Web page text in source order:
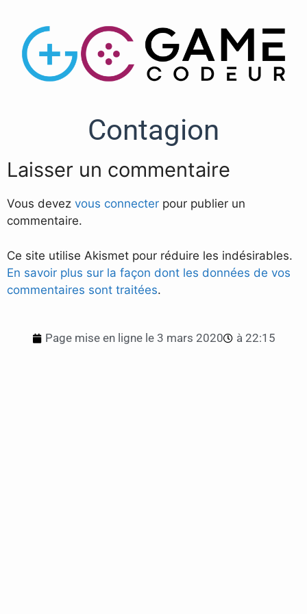
Contagion
Laisser un commentaire
Vous devez vous connecter pour publier un
commentaire.
Ce site utilise Akismet pour réduire les indésirables.
En savoir plus sur la façon dont les données de vos
commentaires sont traitées.
Page mise en ligne le 3 mars 2020 à 22:15